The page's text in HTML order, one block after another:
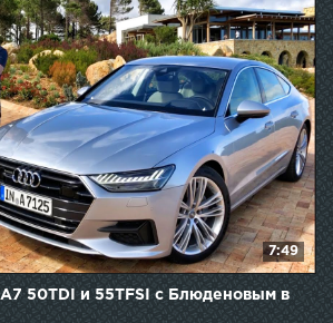
7:49
50TDI и 55TFSI с Блюденовым в